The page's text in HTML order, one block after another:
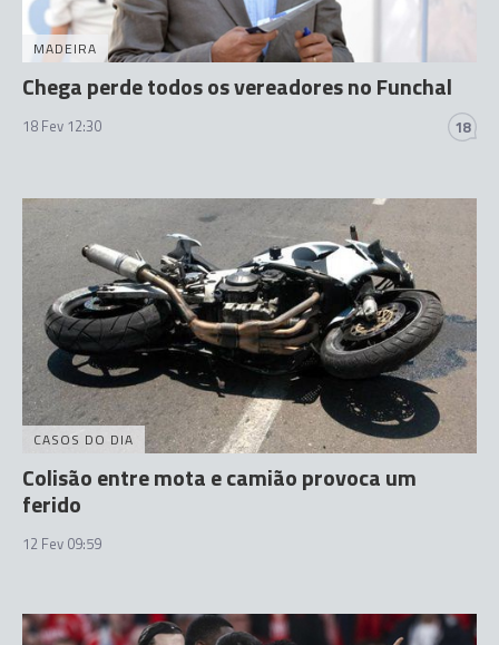
MADEIRA
Chega perde todos os vereadores no Funchal
18 Fev 12:30 18
CASOS DO DIA
Colisão entre mota e camião provoca um
ferido
12 Fev 09:59